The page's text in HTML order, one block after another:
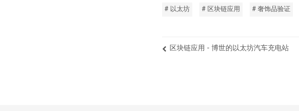
# 以太坊 # 区块链应用 # 奢饰品验证
区块链应用 - 博世的以太坊汽车充电站